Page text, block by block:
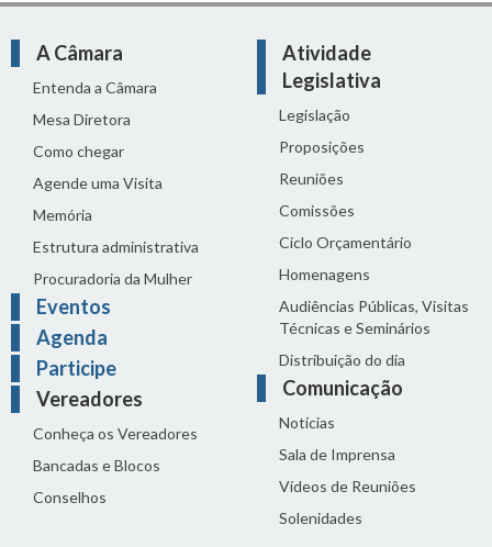
A Câmara
Entenda a Câmara
Mesa Diretora
Como chegar
Agende uma Visita
Memória
Estrutura administrativa
Procuradoria da Mulher
Eventos
Agenda
Participe
Vereadores
Conheça os Vereadores
Bancadas e Blocos
Conselhos
Atividade
Legislativa
Legislação
Proposições
Reuniões
Comissões
Ciclo Orçamentário
Homenagens
Audiências Públicas, Visitas
Técnicas e Seminários
Distribuição do dia
Comunicação
Notícias
Sala de Imprensa
Vídeos de Reuniões
Solenidades